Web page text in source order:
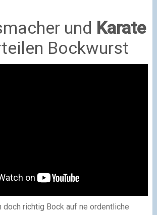
und Karate
Bockwurst
doch richtig Bock auf ne ordentliche